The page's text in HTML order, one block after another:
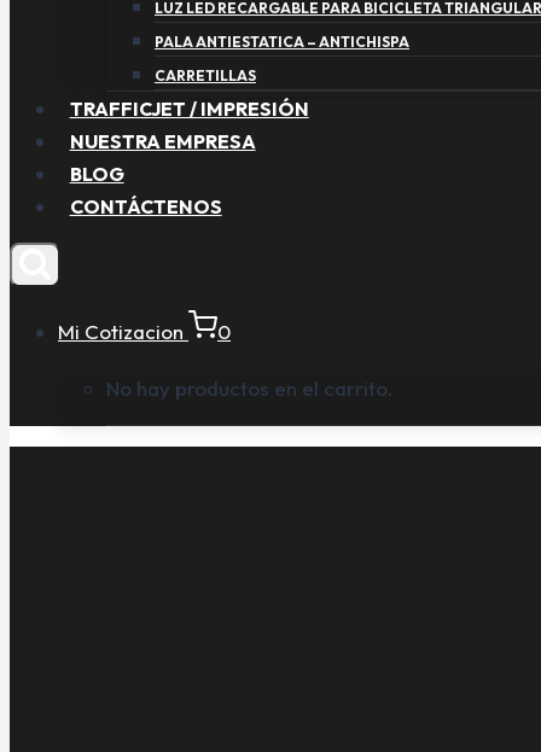
LUZ LED RECARGABLE PARA BICICLETA TRIANGULAR
PALA ANTIESTATICA – ANTICHISPA
CARRETILLAS
TRAFFICJET / IMPRESIÓN
NUESTRA EMPRESA
BLOG
CONTÁCTENOS
Mi Cotizacion 0
No hay productos en el carrito.